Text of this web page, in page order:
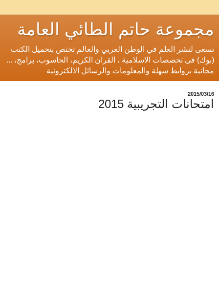
مجموعة حاتم الطائي العامة
تسعى لنشر العلم في الوطن العربي والعالم تختص بتحميل الكتب
(بوك) فى تخصصات الاسلامية ، القران الكريم، الحاسوب، برامج، ...
مجانية بروابط سهلة والمعلومات والرسائل الالكترونية
16‏/03‏/2015
امتحانات التجريبية 2015